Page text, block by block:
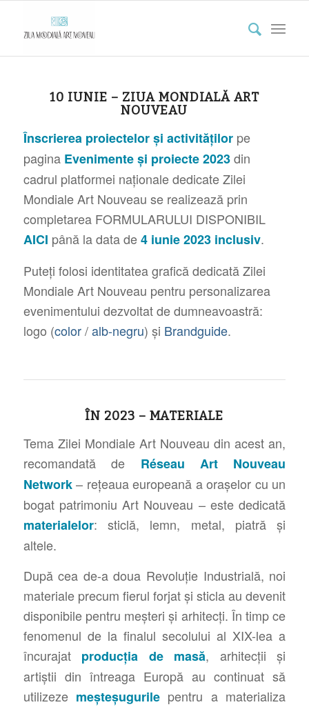
10 IUNIE – ZIUA MONDIALĂ ART
NOUVEAU
Înscrierea proiectelor și activitățilorpe
pagina Evenimente și proiecte 2023din
cadrul platformei naționale dedicate Zilei
Mondiale Art Nouveau se realizează prin
completarea FORMULARULUI DISPONIBIL
AICI până la data de4 iunie 2023 inclusiv.
Puteți folosi identitatea grafică dedicată Zilei
Mondiale Art Nouveau pentru personalizarea
evenimentului dezvoltat de dumneavoastră:
logo (color/alb-negru) și Brandguide.
ÎN 2023 – MATERIALE
Tema Zilei Mondiale Art Nouveau din acest an,
recomandată de Réseau Art Nouveau
Network– rețeaua europeană a orașelor cu un
bogat patrimoniu Art Nouveau –este dedicată
materialelor: sticlă, lemn, metal, piatră și
altele.
După cea de-a doua Revoluție Industrială, noi
materiale precum fierul forjat și sticla au devenit
disponibile pentru meșteri și arhitecți. În timp ce
fenomenul de la finalul secolului al XIX-lea a
încurajat producția de masă, arhitecții și
artiștii din întreaga Europă au continuat să
utilizeze meșteșugurile pentru a materializa